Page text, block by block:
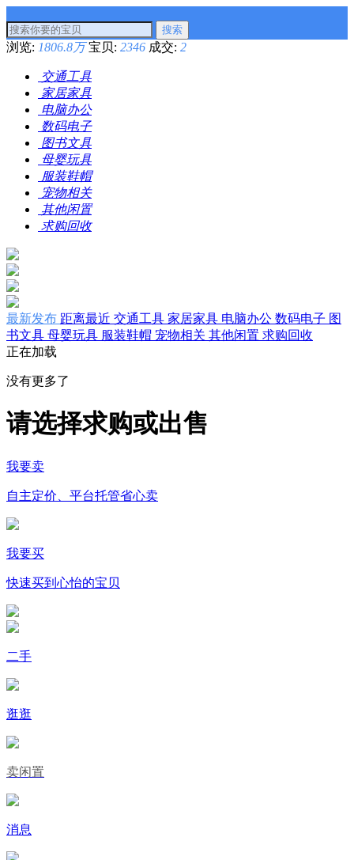
搜索
浏览: 1806.8万 宝贝: 2346 成交: 2
交通工具
家居家具
电脑办公
数码电子
图书文具
母婴玩具
服装鞋帽
宠物相关
其他闲置
求购回收
最新发布 距离最近 交通工具 家居家具 电脑办公 数码电子 图
书文具 母婴玩具 服装鞋帽 宠物相关 其他闲置 求购回收
正在加载
没有更多了
请选择求购或出售
我要卖
自主定价、平台托管省心卖
我要买
快速买到心怡的宝贝
二手
逛逛
卖闲置
消息